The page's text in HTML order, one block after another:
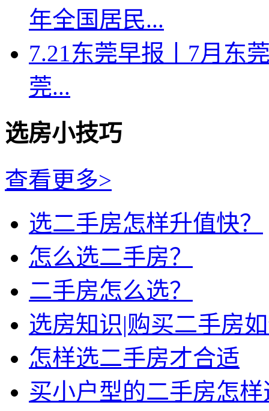
年全国居民...
7.21东莞早报丨7月东
莞...
选房小技巧
查看更多>
选二手房怎样升值快？
怎么选二手房？
二手房怎么选？
选房知识|购买二手房
怎样选二手房才合适
买小户型的二手房怎样